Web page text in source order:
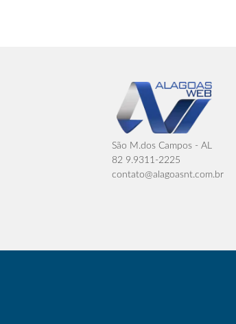
São M.dos Campos - AL
82 9.9311-2225
contato@alagoasnt.com.br